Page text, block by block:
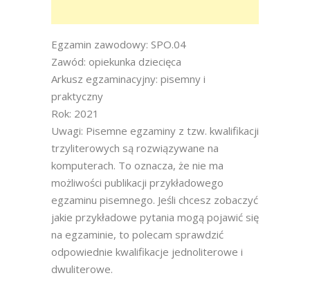
Egzamin zawodowy: SPO.04
Zawód: opiekunka dziecięca
Arkusz egzaminacyjny: pisemny i
praktyczny
Rok: 2021
Uwagi: Pisemne egzaminy z tzw. kwalifikacji
trzyliterowych są rozwiązywane na
komputerach. To oznacza, że nie ma
możliwości publikacji przykładowego
egzaminu pisemnego. Jeśli chcesz zobaczyć
jakie przykładowe pytania mogą pojawić się
na egzaminie, to polecam sprawdzić
odpowiednie kwalifikacje jednoliterowe i
dwuliterowe.